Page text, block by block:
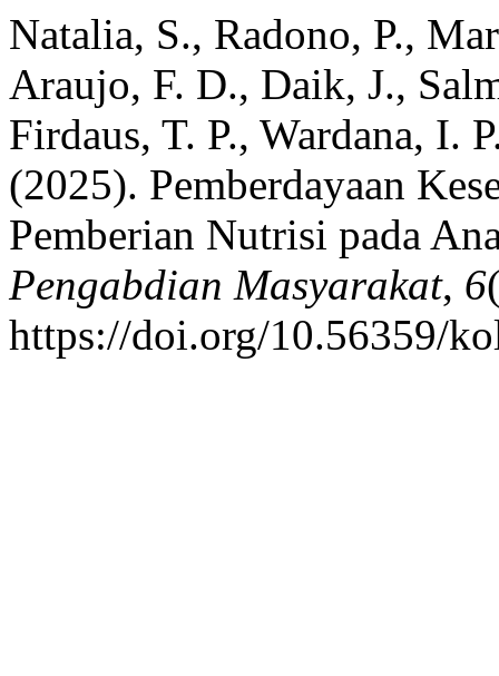
Natalia, S., Radono, P.,
Araujo, F. D., Daik, J.,
Firdaus, T. P., Wardana, I.
(2025). Pemberdayaan
Pemberian Nutrisi pada
Pengabdian Masyarakat, 6
https://doi.org/10.56359/